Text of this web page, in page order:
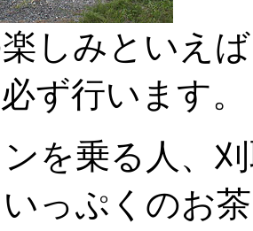
しみといえ
ず行います。
を乗る人、
っぷくのお